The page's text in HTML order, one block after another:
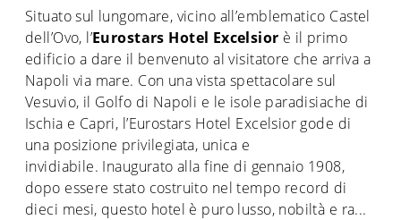
Situato sul lungomare, vicino all’emblematico Castel
dell’Ovo, l’Eurostars Hotel Excelsior è il primo
edificio a dare il benvenuto al visitatore che arriva a
Napoli via mare. Con una vista spettacolare sul
Vesuvio, il Golfo di Napoli e le isole paradisiache di
Ischia e Capri, l’Eurostars Hotel Excelsior gode di
una posizione privilegiata, unica e
invidiabile. Inaugurato alla fine di gennaio 1908,
dopo essere stato costruito nel tempo record di
dieci mesi, questo hotel è puro lusso, nobiltà e ra...